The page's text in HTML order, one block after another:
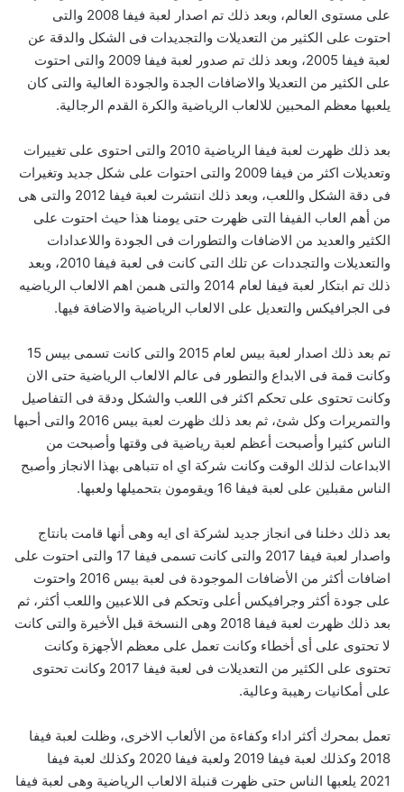
على مستوى العالم، وبعد ذلك تم اصدار لعبة فيفا 2008 والتى
احتوت على الكثير من التعديلات والتجديدات فى الشكل والدقة عن
لعبة فيفا 2005، وبعد ذلك تم صدور لعبة فيفا 2009 والتى احتوت
على الكثير من التعديلا والاضافات الجدة والجودة العالية والتى كان
يلعبها معظم المحبين للالعاب الرياضية والكرة القدم الرجالية.
بعد ذلك ظهرت لعبة فيفا الرياضية 2010 والتى احتوى على تغييرات
وتعديلات اكثر من فيفا 2009 والتى احتوات على شكل جديد وتغيرات
فى دقة الشكل واللعب، وبعد ذلك انتشرت لعبة فيفا 2012 والتى هى
من أهم العاب الفيفا التى ظهرت حتى يومنا هذا حيث احتوت على
الكثير والعديد من الاضافات والتطورات فى الجودة واللاعدادات
والتعديلات والتجددات عن تلك التى كانت فى لعبة فيفا 2010، وبعد
ذلك تم ابتكار لعبة فيفا لعام 2014 والتى هىمن اهم الالعاب الرياضيه
فى الجرافيكس والتعديل على الالعاب الرياضية والاضافة فيها.
تم بعد ذلك اصدار لعبة بيس لعام 2015 والتى كانت تسمى بيس 15
وكانت قمة فى الابداع والتطور فى عالم الالعاب الرياضية حتى الان
وكانت تحتوى على تحكم اكثر فى اللعب والشكل ودقة فى التفاصيل
والتمريرات وكل شئ، ثم بعد ذلك ظهرت لعبة بيس 2016 والتى أحبها
الناس كثيرا وأصبحت أعظم لعبة رياضية فى وقتها وأصبحت من
الابداعات لذلك الوقت وكانت شركة اي اه تتباهى بهذا الانجاز وأصبح
الناس مقبلين على لعبة فيفا 16 ويقومون بتحميلها ولعبها.
بعد ذلك دخلنا فى انجاز جديد لشركة اى ايه وهى أنها قامت بانتاج
واصدار لعبة فيفا 2017 والتى كانت تسمى فيفا 17 والتى احتوت على
اضافات أكثر من الأضافات الموجودة فى لعبة بيس 2016 واحتوت
على جودة أكثر وجرافيكس أعلى وتحكم فى اللاعبين واللعب أكثر، ثم
بعد ذلك ظهرت لعبة فيفا 2018 وهى النسخة قبل الأخيرة والتى كانت
لا تحتوى على أى أخطاء وكانت تعمل على معظم الأجهزة وكانت
تحتوى على الكثير من التعديلات فى لعبة فيفا 2017 وكانت تحتوى
على أمكانيات رهيبة وعالية.
تعمل بمحرك أكثر اداء وكفاءة من الألعاب الاخرى، وظلت لعبة فيفا
2018 وكذلك لعبة فيفا 2019 ولعبة فيفا 2020 وكذلك لعبة فيفا
2021 يلعبها الناس حتى ظهرت قنبلة الالعاب الرياضية وهى لعبة فيفا